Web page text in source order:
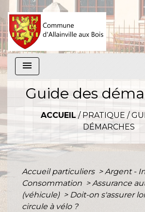
menu
Guide des
ACCUEIL / PRATIQUE /
DÉMARCHES
Accueil particuliers > Argent -
Consommation > Assurance
(véhicule) > Doit-on s'assurer
circule à vélo ?